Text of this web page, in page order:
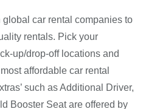
car rental companies to
rentals. Pick your
up/drop-off locations and
affordable car rental
such as Additional Driver,
Booster Seat are offered by